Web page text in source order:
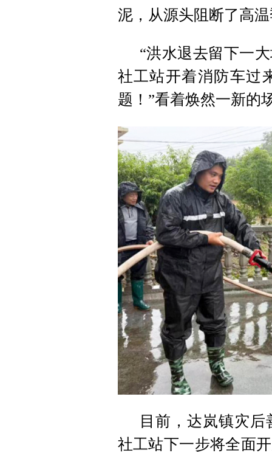
泥，从源头阻断了高
“洪水退去留下一
社工站开着消防车过
题！”看着焕然一新的
目前，达岚镇灾
社工站下一步将全面